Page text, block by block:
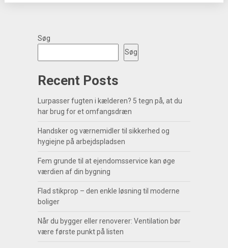
Søg
Søg
Recent Posts
Lurpasser fugten i kælderen? 5 tegn på, at du
har brug for et omfangsdræn
Handsker og værnemidler til sikkerhed og
hygiejne på arbejdspladsen
Fem grunde til at ejendomsservice kan øge
værdien af din bygning
Flad stikprop – den enkle løsning til moderne
boliger
Når du bygger eller renoverer: Ventilation bør
være første punkt på listen